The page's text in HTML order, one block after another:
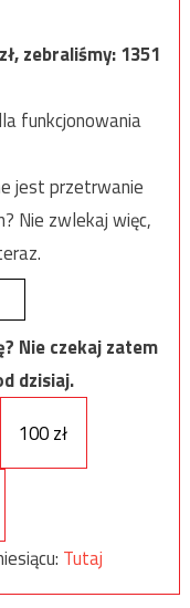
zł, zebraliśmy:1351
funkcjonowania
jest przetrwanie
Nie zwlekaj więc,
Nie czekaj zatem
dzisiaj.
100 zł
Tutaj